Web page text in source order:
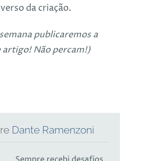
da criação.
publicaremos a
artigo! Não percam!)
Dante Ramenzoni